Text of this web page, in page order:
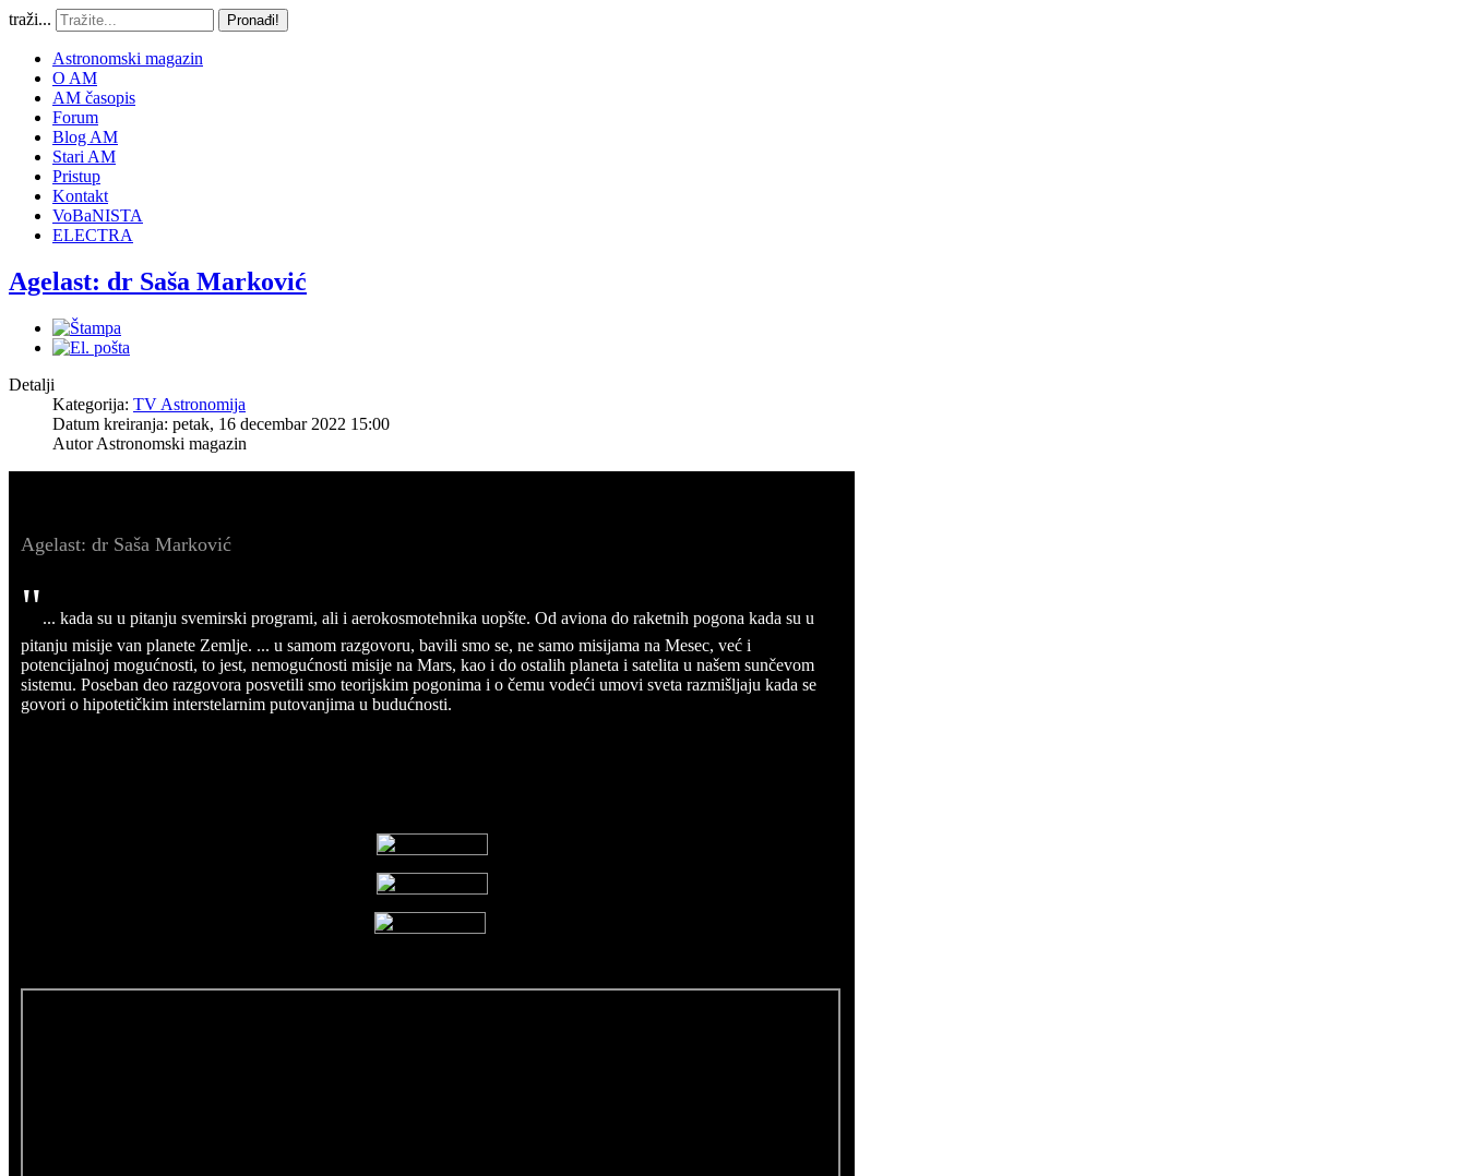
traži... Pronađi!
Astronomski magazin
O AM
AM časopis
Forum
Blog AM
Stari AM
Pristup
Kontakt
VoBaNISTA
ELECTRA
Agelast: dr Saša Marković
Detalji
Kategorija: TV Astronomija
Datum kreiranja: petak, 16 decembar 2022 15:00
AutorAstronomski magazin
Agelast: dr Saša Marković
" ... kada su u pitanju svemirski programi, ali i aerokosmotehnika uopšte. Od aviona do raketnih pogona kada su u
pitanju misije van planete Zemlje. ... u samom razgovoru, bavili smo se, ne samo misijama na Mesec, već i
potencijalnoj mogućnosti, to jest, nemogućnosti misije na Mars, kao i do ostalih planeta i satelita u našem sunčevom
sistemu. Poseban deo razgovora posvetili smo teorijskim pogonima i o čemu vodeći umovi sveta razmišljaju kada se
govori o hipotetičkim interstelarnim putovanjima u budućnosti.